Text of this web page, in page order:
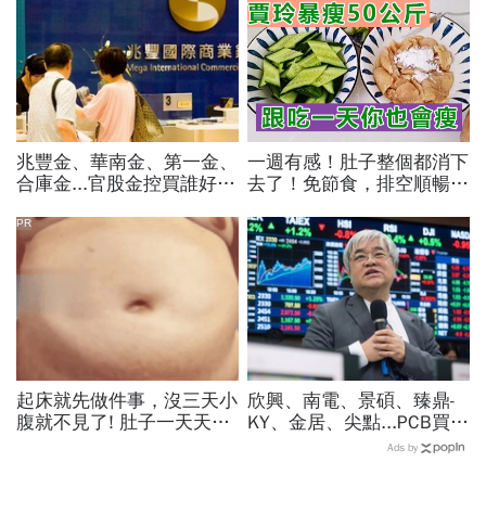
兆豐金、華南金、第一金、
合庫金...官股金控買誰好？
冠王」，除息日、發息日先
看
一週有感！肚子整個都消下
去了！免節食，排空順暢就
起床就先做件事，沒三天小
腹就不見了! 肚子一天天變
PR
欣興、南電、景碩、臻鼎-
KY、金居、尖點...PCB買誰
最賺？杜金龍點名「這檔」
Ads by